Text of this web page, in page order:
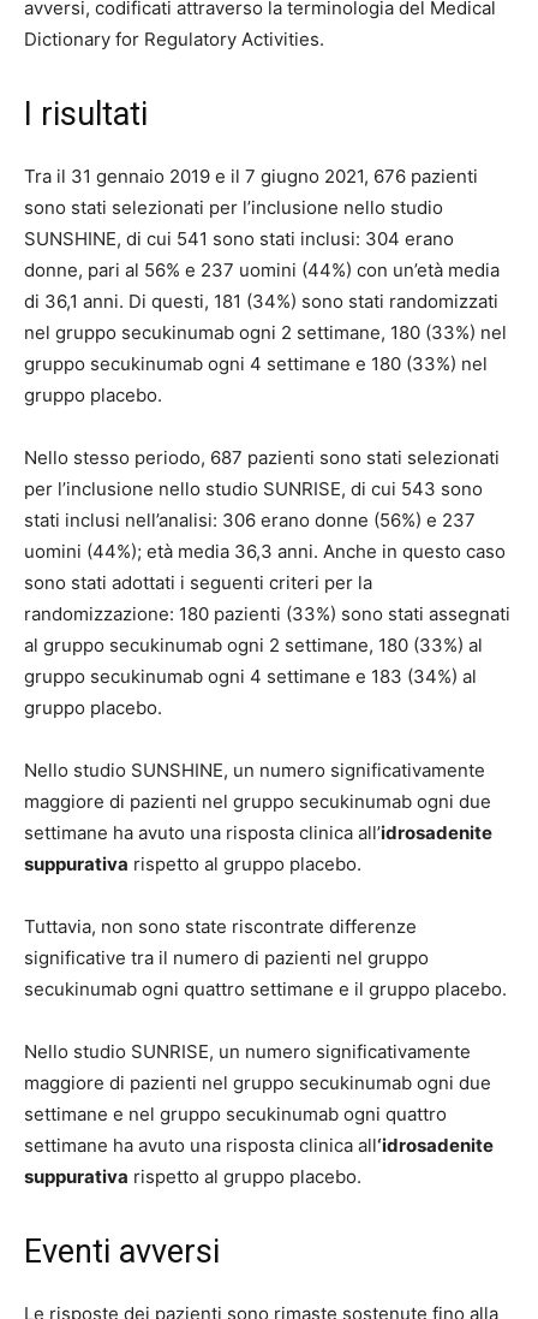
avversi, codificati attraverso la terminologia del Medical
Dictionary for Regulatory Activities.
I risultati
Tra il 31 gennaio 2019 e il 7 giugno 2021, 676 pazienti
sono stati selezionati per l’inclusione nello studio
SUNSHINE, di cui 541 sono stati inclusi: 304 erano
donne, pari al 56% e 237 uomini (44%) con un’età media
di 36,1 anni. Di questi, 181 (34%) sono stati randomizzati
nel gruppo secukinumab ogni 2 settimane, 180 (33%) nel
gruppo secukinumab ogni 4 settimane e 180 (33%) nel
gruppo placebo.
Nello stesso periodo, 687 pazienti sono stati selezionati
per l’inclusione nello studio SUNRISE, di cui 543 sono
stati inclusi nell’analisi: 306 erano donne (56%) e 237
uomini (44%); età media 36,3 anni. Anche in questo caso
sono stati adottati i seguenti criteri per la
randomizzazione: 180 pazienti (33%) sono stati assegnati
al gruppo secukinumab ogni 2 settimane, 180 (33%) al
gruppo secukinumab ogni 4 settimane e 183 (34%) al
gruppo placebo.
Nello studio SUNSHINE, un numero significativamente
maggiore di pazienti nel gruppo secukinumab ogni due
settimane ha avuto una risposta clinica all’idrosadenite
suppurativa rispetto al gruppo placebo.
Tuttavia, non sono state riscontrate differenze
significative tra il numero di pazienti nel gruppo
secukinumab ogni quattro settimane e il gruppo placebo.
Nello studio SUNRISE, un numero significativamente
maggiore di pazienti nel gruppo secukinumab ogni due
settimane e nel gruppo secukinumab ogni quattro
settimane ha avuto una risposta clinica all‘idrosadenite
suppurativa rispetto al gruppo placebo.
Eventi avversi
Le risposte dei pazienti sono rimaste sostenute fino alla